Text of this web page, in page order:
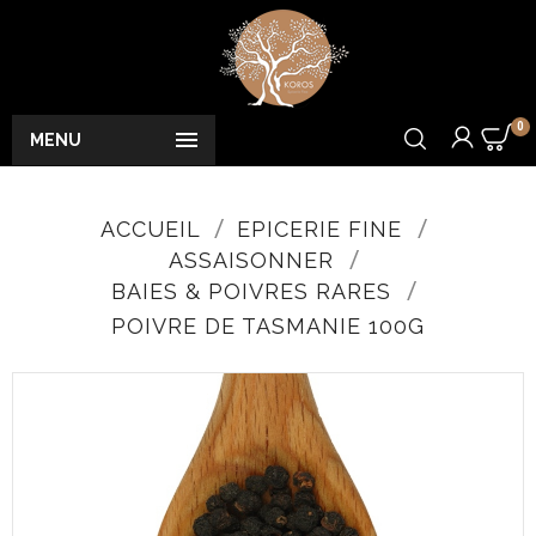

MENU
0
ACCUEIL
EPICERIE FINE
ASSAISONNER
BAIES & POIVRES RARES
POIVRE DE TASMANIE 100G